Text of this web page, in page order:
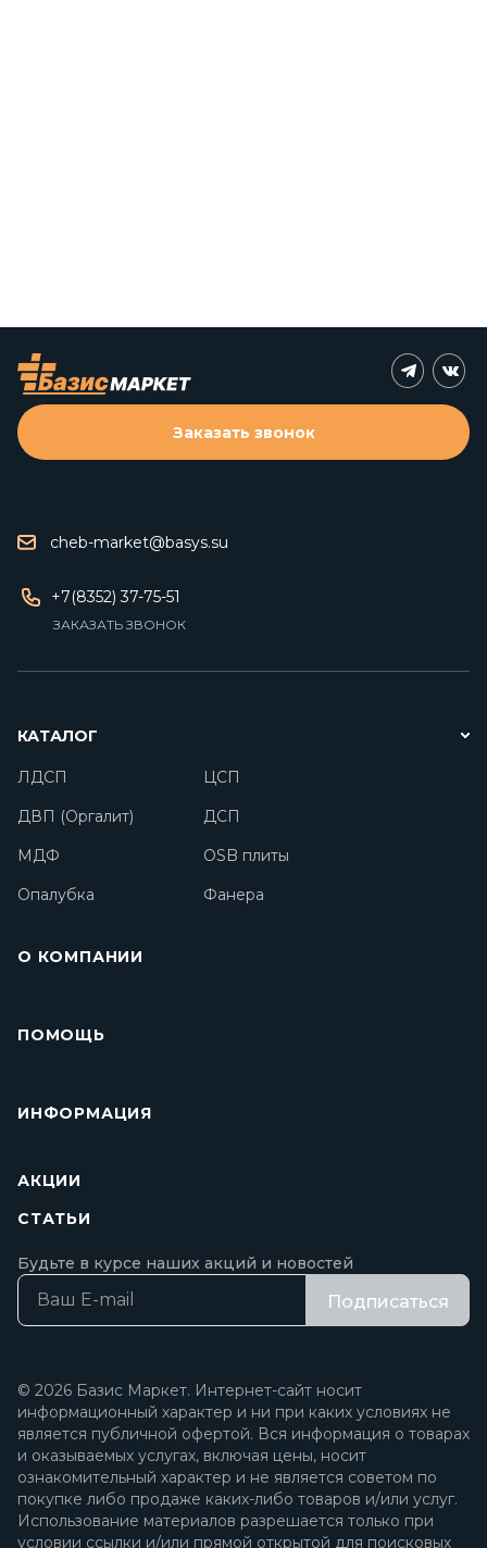
cheb-market@basys.su
+7(8352) 37-75-51
ЗАКАЗАТЬ ЗВОНОК
Заказать звонок
КАТАЛОГ
ЛДСП
ЦСП
ДВП (Оргалит)
ДСП
МДФ
OSB плиты
Опалубка
Фанера
О КОМПАНИИ
ПОМОЩЬ
ИНФОРМАЦИЯ
АКЦИИ
СТАТЬИ
Будьте в курсе наших акций и новостей
Подписаться
© 2026 Базис Маркет. Интернет-сайт носит
информационный характер и ни при каких условиях не
является публичной офертой. Вся информация о товарах
и оказываемых услугах, включая цены, носит
ознакомительный характер и не является советом по
покупке либо продаже каких-либо товаров и/или услуг.
Использование материалов разрешается только при
условии ссылки и/или прямой открытой для поисковых